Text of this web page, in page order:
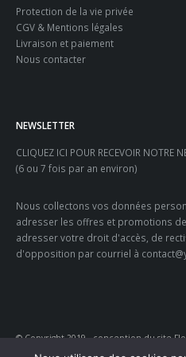
Protection de la vie privée
CGV & Mentions légales
Livraison et paiement
Nous contacter
NEWSLETTER
CLIQUEZ ICI POUR RECEVOIR NOTRE
(6 ou 7 fois par an environ)
Nous collectons vos données
adresser les offres et promotions
adresser votre droit d'accès, de
d'opposition par courriel à
© Copyright 2019 - conception du site